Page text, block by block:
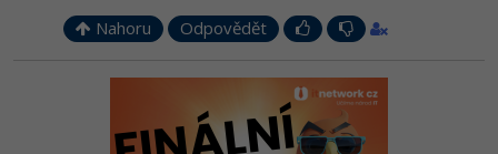
Nahoru Odpovědět